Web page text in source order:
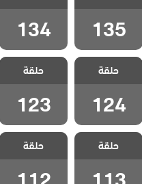
الحلقة 135
135
الحلقة 134
134
مسلسل لا تترك
يدي مدبلج
الحلقة 124
حلقة
124
مسلسل لا تترك
يدي مدبلج
الحلقة 123
حلقة
123
مسلسل لا تترك
يدي مدبلج
الحلقة 113
حلقة
مسلسل لا تترك
يدي مدبلج
الحلقة 112
حلقة